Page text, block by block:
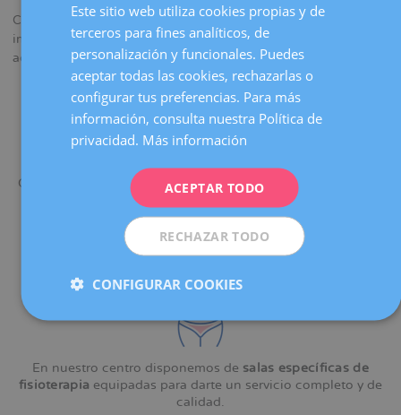
Cuando tienes un problema que te inquieta, lo más
importante es sentirte segura. Por eso, en Dexeus Mujer,
además de soluciones,te damos garantías:
Contamos con una Unidad de Suelo Pélvico
, integrada por
médicos y fisioterapeutas
especializados en el
diagnóstico y el tratamiento de patologías del suelo
, que te ofrecerá un tratamiento ajustado a las
características de tu caso.
En nuestro centro disponemos de salas específicas de
fisioterapia equipadas para darte un servicio completo y de
calidad.
SPANISH
Este sitio web utiliza cookies propias y de
terceros para fines analíticos, de
personalización y funcionales. Puedes
aceptar todas las cookies, rechazarlas o
configurar tus preferencias. Para más
información, consulta nuestra Política de
privacidad. Más información
ACEPTAR TODO
RECHAZAR TODO
CONFIGURAR COOKIES